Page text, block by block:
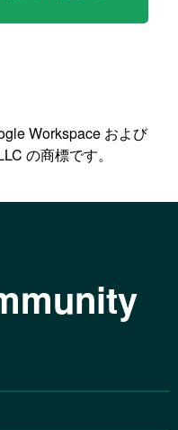
Workspace および
の商標です。